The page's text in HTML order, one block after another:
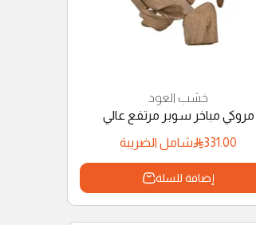
خشب العود
مروكي مباخر سوبر مرتفع عالي
331.00
شامل الضريبة
إضافة للسلة